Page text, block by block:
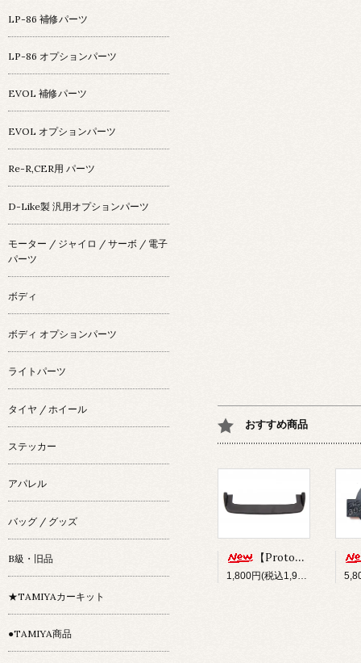
おすすめ商品
【Prototype34】フロントディフューザー
LP-86 補修パーツ
LP-86 オプションパーツ
EVOL 補修パーツ
EVOL オプションパーツ
Re-R,CER用 パーツ
D-Like製 汎用オプションパーツ
モーター / ジャイロ / サーボ / 電子
パーツ
ボディ
ボディ オプションパーツ
ライトパーツ
タイヤ / ホイール
ステッカー
アパレル
バッグ / グッズ
B級・旧品
★TAMIYAカーキット
●TAMIYA商品